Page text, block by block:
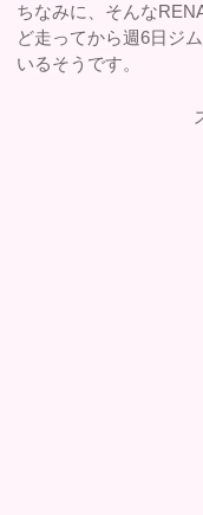
ちなみに、そんな
ど走ってから週6日ジ
いるそうです。